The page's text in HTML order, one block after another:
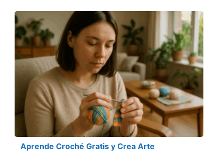
Aprende Croché Gratis y Crea Arte